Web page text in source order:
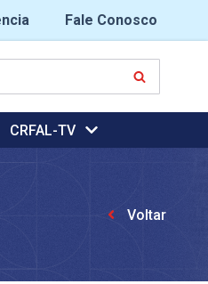
Fale Conosco
CRFAL-TV
Voltar